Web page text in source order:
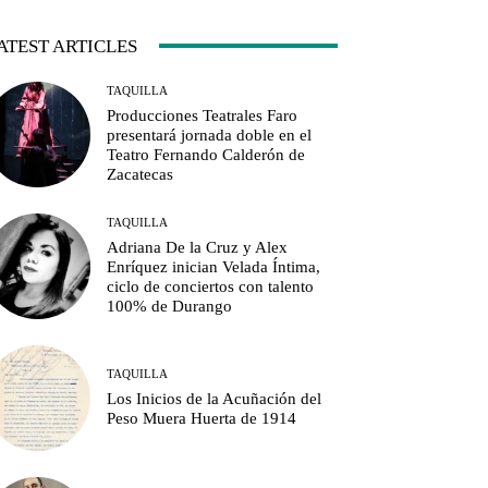
ARTICLES
TAQUILLA
Producciones Teatrales Faro
presentará jornada doble en el
Teatro Fernando Calderón de
Zacatecas
TAQUILLA
Adriana De la Cruz y Alex
Enríquez inician Velada Íntima,
ciclo de conciertos con talento
100% de Durango
TAQUILLA
Los Inicios de la Acuñación del
Peso Muera Huerta de 1914